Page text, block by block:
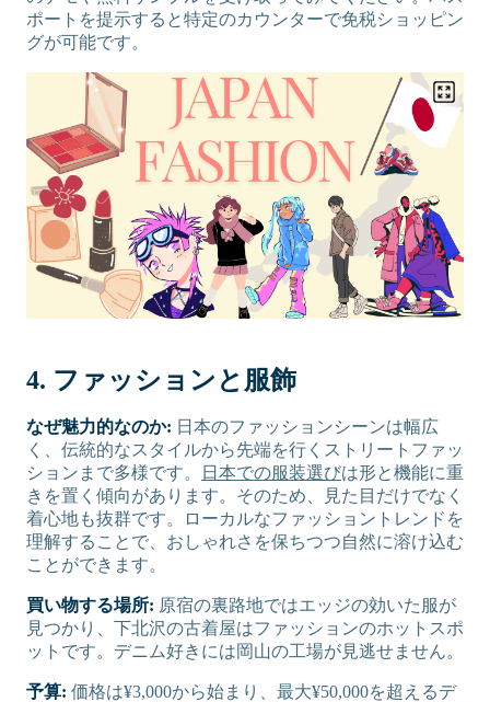
ポートを提示すると特定のカウンターで免税ショッピン
グが可能です。
4. ファッションと服飾
なぜ魅力的なのか: 日本のファッションシーンは幅広
く、伝統的なスタイルから先端を行くストリートファッ
ションまで多様です。
日本での服装選びは形と機能に重
きを置く傾向があります。そのため、見た目だけでなく
着心地も抜群です。ローカルなファッショントレンドを
理解することで、おしゃれさを保ちつつ自然に溶け込む
ことができます。
買い物する場所: 原宿の裏路地ではエッジの効いた服が
見つかり、下北沢の古着屋はファッションのホットスポ
ットです。デニム好きには岡山の工場が見逃せません。
予算: 価格は¥3,000から始まり、最大¥50,000を超えるデ